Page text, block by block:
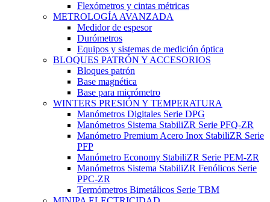
Flexómetros y cintas métricas
METROLOGÍA AVANZADA
Medidor de espesor
Durómetros
Equipos y sistemas de medición óptica
BLOQUES PATRÓN Y ACCESORIOS
Bloques patrón
Base magnética
Base para micrómetro
WINTERS PRESIÓN Y TEMPERATURA
Manómetros Digitales Serie DPG
Manómetros Sistema StabiliZR Serie PFQ-ZR
Manómetro Premium Acero Inox StabiliZR Serie
PFP
Manómetro Economy StabiliZR Serie PEM-ZR
Manómetros Sistema StabiliZR Fenólicos Serie
PPC-ZR
Termómetros Bimetálicos Serie TBM